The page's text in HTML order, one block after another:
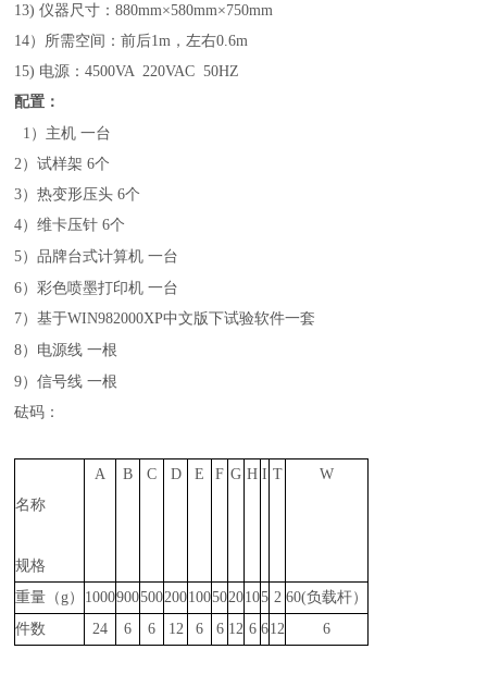
13)仪器尺寸：880mm×580mm×750mm
14）所需空间：前后1m ，左右0.6m
15) 电源：4500VA 220VAC 50HZ
配置：
1 ）主机 一台
2）试样架 6个
3）热变形压头 6个
4）维卡压针 6个
5）品牌台式计算机 一台
6）彩色喷墨打印机 一台
7）基于WIN982000XP中文版下试验软件一套
8）电源线 一根
9）信号线 一根
砝码：
名称
规格
A B C D E F G H I T W
重量（g） 10009005002001005020105 2 60(负载杆）
件数
24 6 6 12 6 6 12 6 612 6